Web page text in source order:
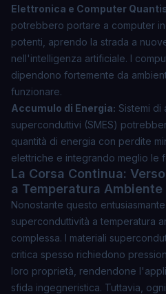
Elettronica e Computer
potrebbero portare a computer
potenti, aprendo la strada a
nell'intelligenza artificiale. I
dipendono fortemente da
funzionare.
Accumulo di Energia: Sistemi di
superconduttivi (SMES)
quantità di energia con perdite
elettriche e integrando meglio le
La Corsa Continua:
a Temperatura Ambiente
Nonostante questo
superconduttività a temperatura
complessa. I materiali
critica spesso richiedono
loro proprietà, rendendone
sfida ingegneristica. Tuttavia,